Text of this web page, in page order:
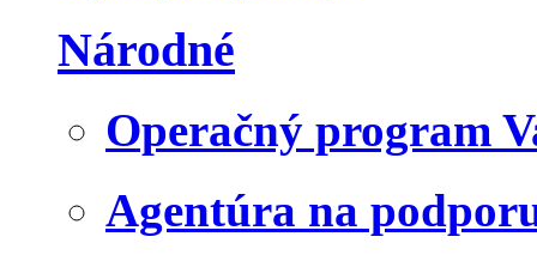
Národné
Operačný program
Agentúra na